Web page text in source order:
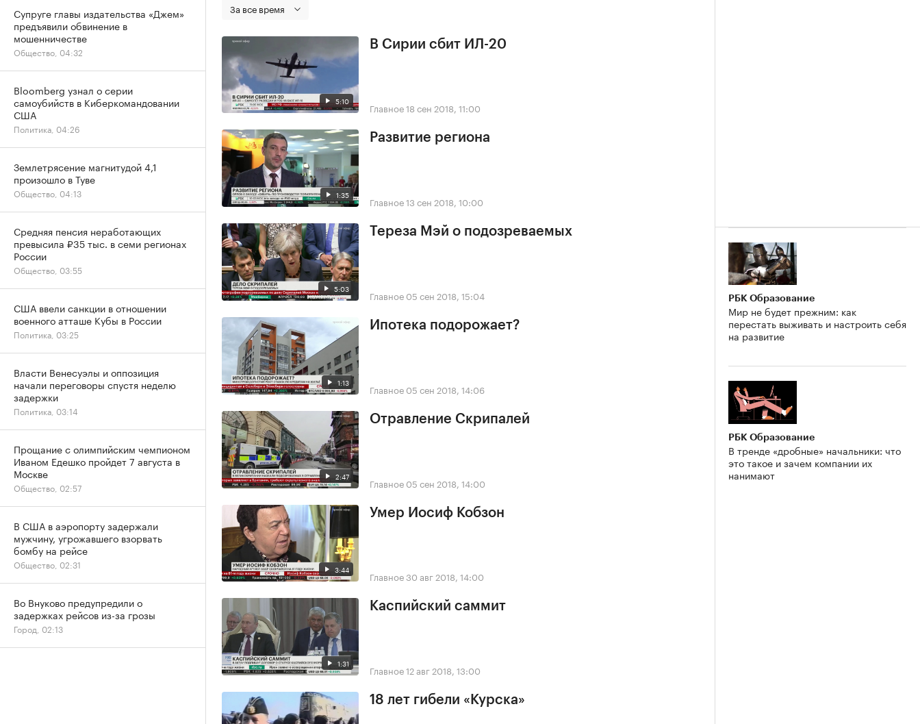
За все время
5:10
В Сирии сбит ИЛ-20
Главное18 сен 2018, 11:00
1:35
Развитие региона
Главное13 сен 2018, 10:00
5:03
Тереза Мэй о подозреваемых
Главное 05 сен 2018, 15:04
1:13
Ипотека подорожает?
Главное 05 сен 2018, 14:06
2:47
Отравление Скрипалей
Главное 05 сен 2018, 14:00
3:44
Умер Иосиф Кобзон
Главное30 авг 2018, 14:00
1:31
Каспийский саммит
Главное12 авг 2018, 13:00
18 лет гибели «Курска»
РБК Образование
Мир не будет прежним: как
перестать выживать и настроить себя
на развитие
РБК Образование
В тренде «дробные» начальники: что
это такое и зачем компании их
нанимают
Супруге главы издательства «Джем»
предъявили обвинение в
мошенничестве
Общество, 04:32
Bloomberg узнал о серии
самоубийств в Киберкомандовании
США
Политика, 04:26
Землетрясение магнитудой 4,1
произошло в Туве
Общество, 04:13
Средняя пенсия неработающих
превысила ₽35 тыс. в семи регионах
России
Общество, 03:55
США ввели санкции в отношении
военного атташе Кубы в России
Политика, 03:25
Власти Венесуэлы и оппозиция
начали переговоры спустя неделю
задержки
Политика, 03:14
Прощание с олимпийским чемпионом
Иваном Едешко пройдет 7 августа в
Москве
Общество, 02:57
В США в аэропорту задержали
мужчину, угрожавшего взорвать
бомбу на рейсе
Общество, 02:31
Во Внуково предупредили о
задержках рейсов из-за грозы
Город, 02:13